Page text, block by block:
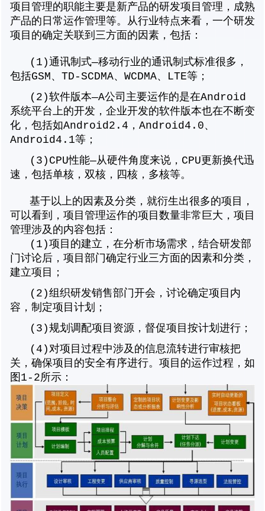
项目管理的职能主要是新产品的研发项目管理，成熟
产品的日常运作管理等。从行业特点来看，一个研发
项目的确定关联到三方面的因素，包括：
(1)通讯制式—移动行业的通讯制式标准很多，
包括GSM、TD-SCDMA、WCDMA、LTE等；
(2)软件版本—A公司主要运作的是在Android
系统平台上的开发，企业开发的软件版本也在不断变
化，包括如Android2.4，Android4.0、
Android4.1等；
(3) CPU性能—从硬件角度来说，CPU更新换代迅
速，包括单核，双核，四核，多核等。
基于以上的因素及分类，就衍生出很多的项目，
可以看到，项目管理运作的项目数量非常巨大，项目
管理涉及的内容包括：
(1)项目的建立，在分析市场需求，结合研发部
门讨论后，项目部门确定行业三方面的因素和分类，
建立项目；
(2)组织研发销售部门开会，讨论确定项目内
容，制定项目计划；
(3)规划调配项目资源，督促项目按计划进行；
(4)对项目过程中涉及的信息流转进行审核把
关，确保项目的安全有序进行。项目的运作过程，如
图1-2所示：